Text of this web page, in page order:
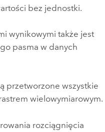
bez jednostki.
wynikowymi także jest
pasma w danych
przetworzone wszystkie
wielowymiarowym.
rozciągnięcia